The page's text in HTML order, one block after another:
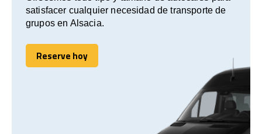
satisfacer cualquier necesidad de transporte de
grupos en Alsacia.
Reserve hoy
Reserve hoy